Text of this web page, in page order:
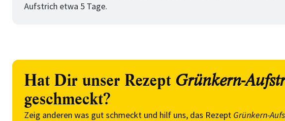
Aufstrich etwa 5 Tage.
Hat Dir unser Rezept Grünkern-
geschmeckt?
Zeig anderen was gut schmeckt und hilf uns, das Rezept Grünkern-